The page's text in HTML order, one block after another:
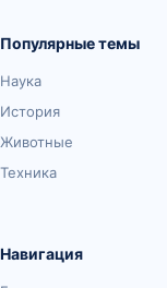
Популярные темы
Наука
История
Животные
Техника
Навигация